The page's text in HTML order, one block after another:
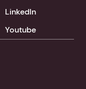
LinkedIn
Youtube